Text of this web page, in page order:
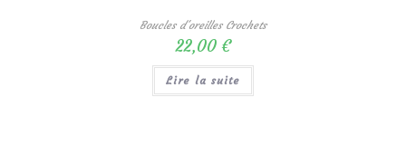
Boucles d'oreilles Crochets
22,00 €
Lire la suite